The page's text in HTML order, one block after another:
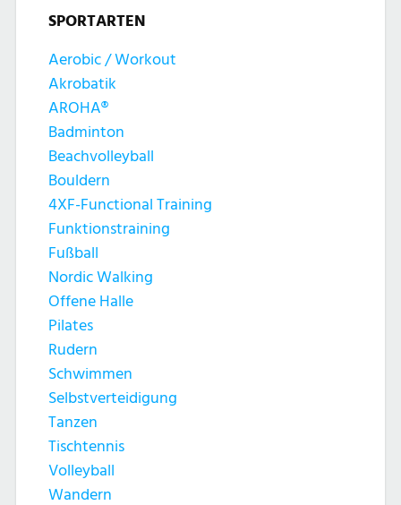
SPORTARTEN
Aerobic / Workout
Akrobatik
AROHA®
Badminton
Beachvolleyball
Bouldern
4XF-Functional Training
Funktionstraining
Fußball
Nordic Walking
Offene Halle
Pilates
Rudern
Schwimmen
Selbstverteidigung
Tanzen
Tischtennis
Volleyball
Wandern